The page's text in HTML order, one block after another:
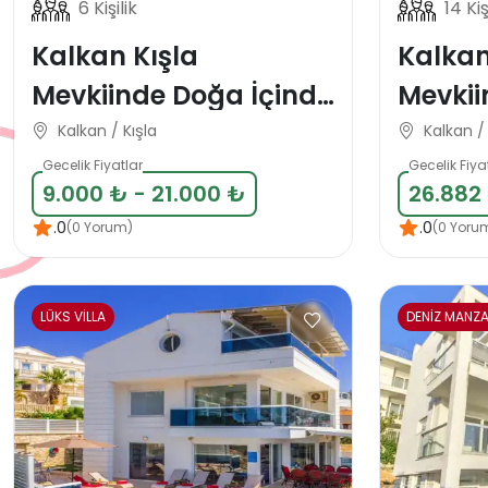
6 Kişilik
Kalkan Kışla
Mevkiinde Doğa İçinde
6 Kişilik Lüks Tatil
Villası
Kalkan / Kışla
Gecelik Fiyatlar
9.000 ₺ - 21.000 ₺
.0(0 Yorum)
14
Tatil
Kalkan /
Gecelik
.0(0
LÜKS VİLLA DENİZ